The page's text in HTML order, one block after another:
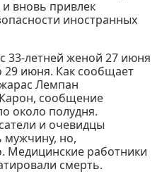
вновь привлек
иностранных
33-летней женой 27 июня
июня. Как сообщает
Лемпан
сообщение
около полудня.
и очевидцы
мужчину, но,
Медицинские работники
смерть.